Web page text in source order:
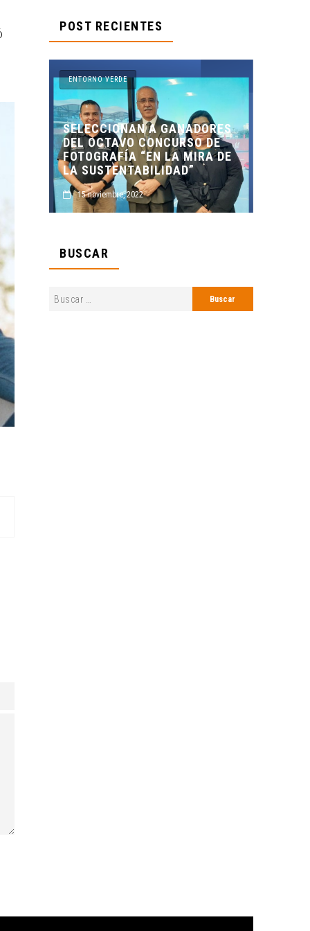
POST RECIENTES
GANADORES
DE
LA MIRA DE
ENTORNO VERDE
ENTORNO VERDE Y ANIMALIA
PRESENTES EN EL DÍA DE LOS
MUERTOS FCC, UANL.
2 noviembre, 2022
BUSCAR